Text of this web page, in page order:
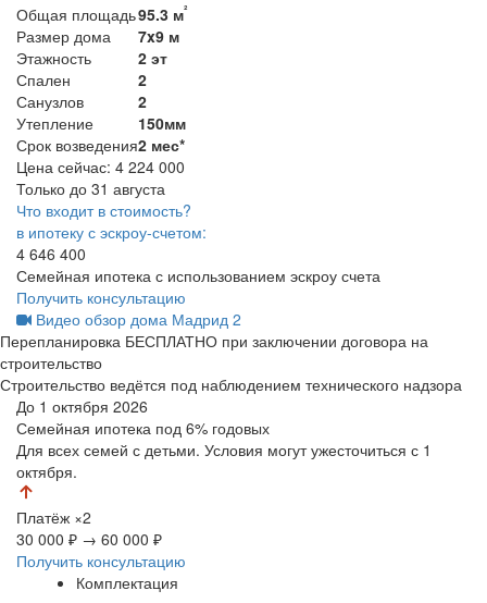
Общая площадь95.3 м²
Размер дома
7x9 м
Этажность
2 эт
Спален
2
Санузлов
2
Утепление
150мм
Срок возведения2 мес*
Цена сейчас: 4 224 000
Только до 31 августа
Что входит в стоимость?
в ипотеку с эскроу-счетом:
4 646 400
Семейная ипотека с использованием эскроу счета
Получить консультацию
Видео обзор дома Мадрид 2
Перепланировка БЕСПЛАТНО при заключении договора на
строительство
Строительство ведётся под наблюдением технического надзора
До 1 октября 2026
Семейная ипотека под 6% годовых
Для всех семей с детьми. Условия могут ужесточиться с 1
октября.
Платёж ×2
30 000 ₽ → 60 000 ₽
Получить консультацию
Комплектация